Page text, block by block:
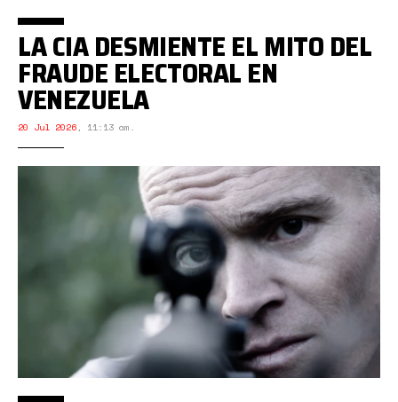
LA CIA DESMIENTE EL MITO DEL
FRAUDE ELECTORAL EN
VENEZUELA
20 Jul 2026, 11:13 am.